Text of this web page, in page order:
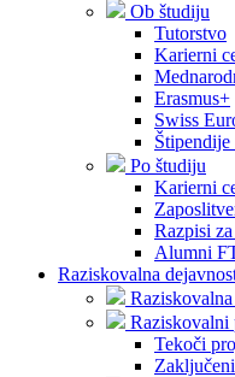
Ob študiju
Tutorstvo
Karierni
Erasmus+
Swiss
Po študiju
Karierni
Razpisi
Alumni
Raziskovalna
Raziskovalni
Tekoči